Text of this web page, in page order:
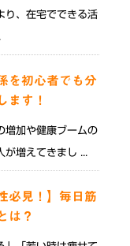
り、在宅でできる活
を初心者でも分
ます！
増加や健康ブームの
が増えてきまし ...
必見！】毎日筋
は？